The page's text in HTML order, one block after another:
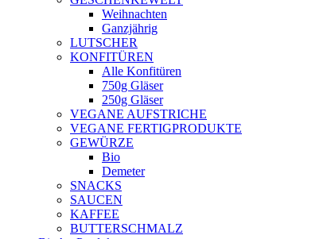
Weihnachten
Ganzjährig
LUTSCHER
KONFITÜREN
Alle Konfitüren
750g Gläser
250g Gläser
VEGANE AUFSTRICHE
VEGANE FERTIGPRODUKTE
GEWÜRZE
Bio
Demeter
SNACKS
SAUCEN
KAFFEE
BUTTERSCHMALZ